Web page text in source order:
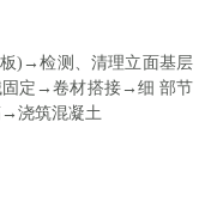
)→检测、清理立面基层
定→卷材搭接→细 部节
浇筑混凝土